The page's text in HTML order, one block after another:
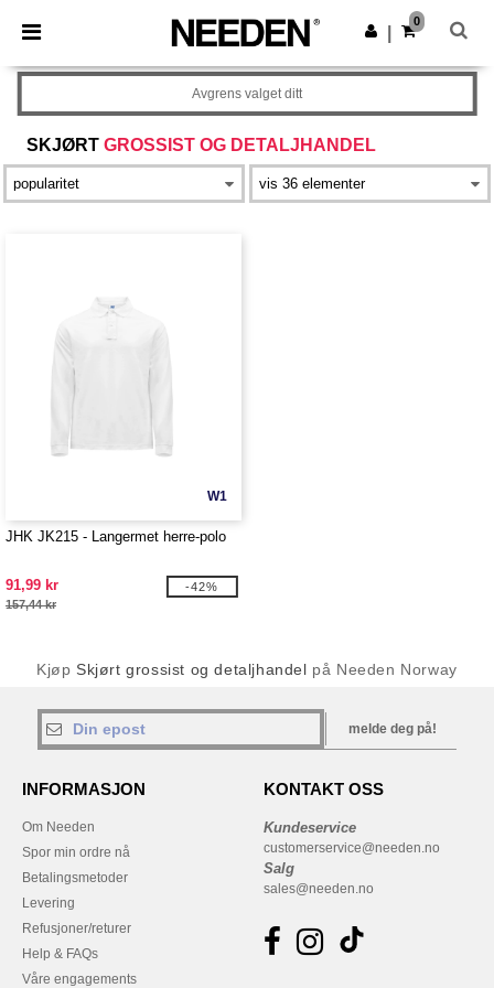
× Needen-app
Bedre priser i appen!
Last ned app
0
SKJØRT GROSSIST OG DETALJHANDEL
Avgrens valget ditt
W1
JHK JK215 - Langermet herre-polo
91,99 kr
157,44 kr
-42%
Kjøp Skjørt grossist og detaljhandel på Needen Norway
melde deg på!
INFORMASJON
Om Needen
Spor min ordre nå
Betalingsmetoder
Levering
Refusjoner/returer
Help & FAQs
Våre engagements
KONTAKT OSS
Kundeservice
customerservice@needen.no
Salg
sales@needen.no